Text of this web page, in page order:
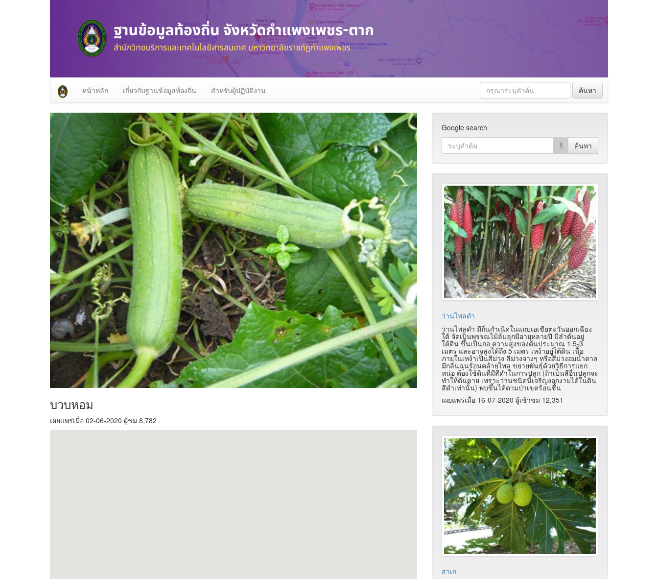
หน้าหลัก เกี่ยวกับฐานข้อมูลท้องถิ่น สำหรับผู้ปฏิบัติงาน ค้นหา
บวบหอม
เผยแพร่เมื่อ 02-06-2020 ผู้ชม 8,782
Google search
ว่านไพลดำ
ว่านไพลดำ มีถิ่นกำเนิดในแถบเอเชียตะวันออกเฉียง
ใต้ จัดเป็นพรรณไม้ล้มลุกมีอายุหลายปี มีลำต้นอยู่
ใต้ดิน ขึ้นเป็นกอ ความสูงของต้นประมาณ 1.5-3
เมตร และอาจสูงได้ถึง 5 เมตร เหง้าอยู่ใต้ดิน เนื้อ
ภายในเหง้าเป็นสีม่วง สีม่วงจางๆ หรือสีม่วงอมน้ำตาล
มีกลิ่นฉุนร้อนคล้ายไพล ขยายพันธุ์ด้วยวิธีการแยก
หน่อ ต้องใช้ดินที่มีสีดำในการปลูก (ถ้าเป็นสีอื่นปลูกจะ
ทำให้ต้นตาย เพราะว่านชนิดนี้เจริญงอกงามได้ในดิน
สีดำเท่านั้น) พบขึ้นได้ตามป่าเขตร้อนชื้น
เผยแพร่เมื่อ 16-07-2020 ผู้เช้าชม 12,351
สาเก